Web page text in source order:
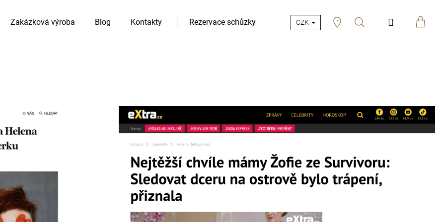
Zakázková výroba Blog Kontakty Rezervace schůzky CZK Hledat Přihlášení
HLEDAT